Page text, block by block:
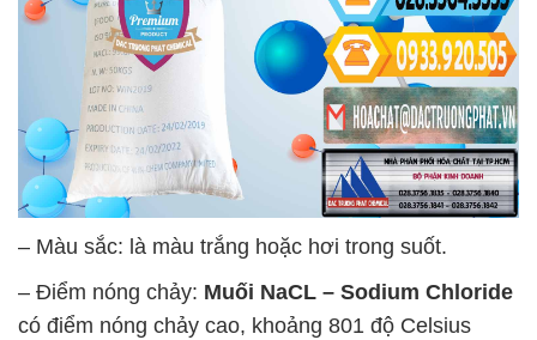
– Màu sắc: là màu trắng hoặc hơi trong suốt.
– Điểm nóng chảy: Muối NaCL – Sodium Chloride
có điểm nóng chảy cao, khoảng 801 độ Celsius